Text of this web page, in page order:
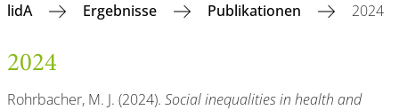
lidA Ergebnisse Publikationen 2024
2024
Rohrbacher, M. J. (2024). Social inequalities in health and